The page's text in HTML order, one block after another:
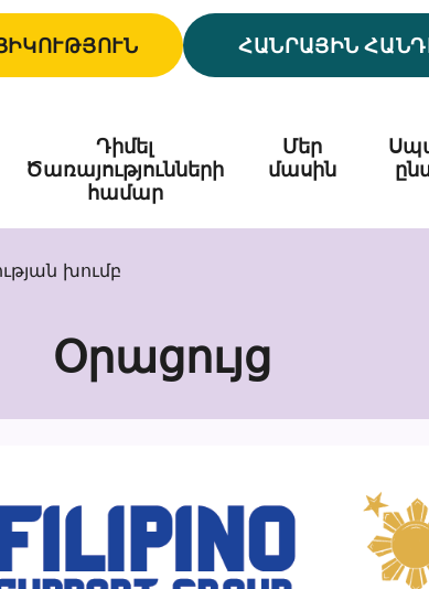
ՀԱՆՐԱՅԻՆ
Դիմել
Ծառայությունների
համար
Մեր
մասին
խումբ
Օրացույց